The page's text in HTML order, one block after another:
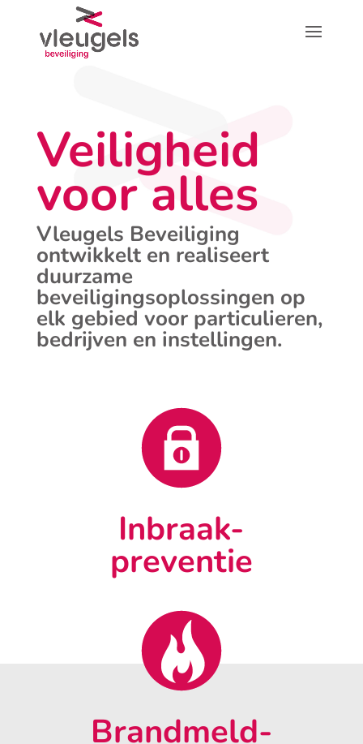
Veiligheid
voor alles
Vleugels Beveiliging
ontwikkelt en realiseert
duurzame
beveiligingsoplossingen op
elk gebied voor particulieren,
bedrijven en instellingen.
Inbraak-
preventie
Brandmeld-